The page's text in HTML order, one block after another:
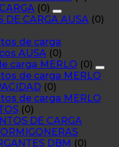
(0)
DE CARGA AUSA (0)
de carga
AUSA (0)
carga MERLO (0)
de carga MERLO
(0)
de carga MERLO
(0)
DE CARGA
DBM (0)